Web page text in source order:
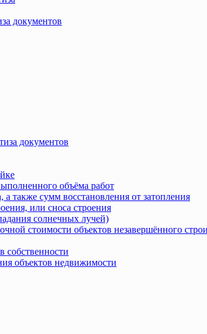
документов
документов
объёма работ
а также сумм восстановления от затопления
или сноса строения
солнечных лучей)
стоимости объектов незавершённого
собственности
объектов недвижимости